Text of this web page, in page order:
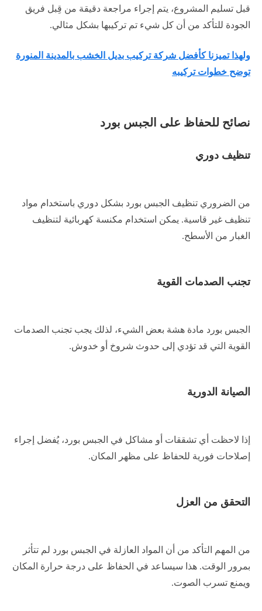
قبل تسليم المشروع، يتم إجراء مراجعة دقيقة من قِبل فريق
الجودة للتأكد من أن كل شيء تم تركيبها بشكل مثالي.
ولهذا تميزنا كأفضل شركة تركيب بديل الخشب بالمدينة المنورة
توضح خطوات تركيبه
نصائح للحفاظ على الجبس بورد
تنظيف دوري
من الضروري تنظيف الجبس بورد بشكل دوري باستخدام مواد
تنظيف غير قاسية. يمكن استخدام مكنسة كهربائية لتنظيف
الغبار من الأسطح.
تجنب الصدمات القوية
الجبس بورد مادة هشة بعض الشيء، لذلك يجب تجنب الصدمات
القوية التي قد تؤدي إلى حدوث شروخ أو خدوش.
الصيانة الدورية
إذا لاحظت أي تشققات أو مشاكل في الجبس بورد، يُفضل إجراء
إصلاحات فورية للحفاظ على مظهر المكان.
التحقق من العزل
من المهم التأكد من أن المواد العازلة في الجبس بورد لم تتأثر
بمرور الوقت. هذا سيساعد في الحفاظ على درجة حرارة المكان
ويمنع تسرب الصوت.